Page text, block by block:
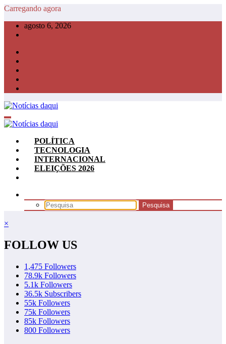
Pular
conteúdo
Carregando agora
agosto 6, 2026
POLÍTICA
TECNOLOGIA
INTERNACIONAL
ELEIÇÕES 2026
×
FOLLOW US
1,475 Followers
78.9k Followers
5.1k Followers
36.5k Subscribers
55k Followers
75k Followers
85k Followers
800 Followers